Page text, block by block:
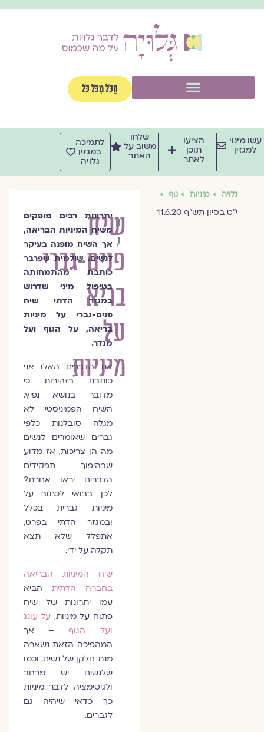
הַכֹּל מִכֹּל כֹּל
מינוי
למגזין
הציעו
תוכן
לאתר
שלחו
משוב על
האתר
לתמיכה
במגזין
גלויה
גלויה מיניות גוף
י"ט בסיון תש"ף 11.6.20
שיח
פנים-גברי
בריא
על
מיניות
שולמית
שפרבר
יתרונות רבים מופקים
משיח המיניות הבריאה,
אך השיח מופנה בעיקר
לנשים. שולמית שפרבר
כותבת מהתמחותה
בטיפול מיני שדרוש
במגזר הדתי שיח
פנים-גברי על מיניות
בריאה, על הגוף ועל
מגדר.
את הדברים האלו אני
כותבת בזהירות כי
מדובר בנושא נפיץ.
השיח הפמיניסטי לא
מגלה סובלנות כלפי
גברים שאומרים לנשים
מה הן צריכות, אז מדוע
שבהיפוך תפקידים
הדברים יראו אחרת?
לכן בבואי לכתוב על
מיניות גברית בכלל
ובמגזר הדתי בפרט,
אתפלל שלא תצא
תקלה על ידי.
שיח המיניות הבריאה
בחברה הדתיתהביא
עמו יתרונות של שיח
פתוח על מיניות,על עונג
ועל הגוף– אך
המהפיכה הזאת נשארה
מנת חלקן של נשים. וכמו
שלנשים יש מרחב
ולגיטימציה לדבר מיניות
כך כדאי שיהיה גם
לגברים.